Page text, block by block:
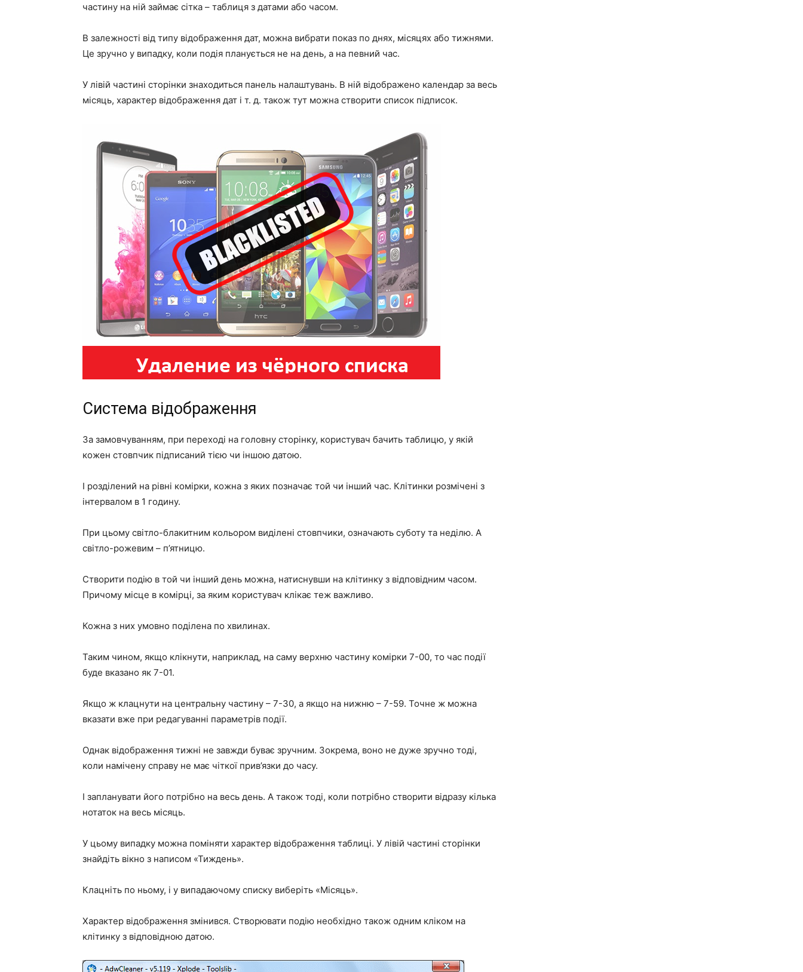
частину на ній займає сітка – таблиця з датами або часом.
В залежності від типу відображення дат, можна вибрати показ по днях, місяцях або тижнями.
Це зручно у випадку, коли подія планується не на день, а на певний час.
У лівій частині сторінки знаходиться панель налаштувань. В ній відображено календар за весь
місяць, характер відображення дат і т. д. також тут можна створити список підписок.
Система відображення
За замовчуванням, при переході на головну сторінку, користувач бачить таблицю, у якій
кожен стовпчик підписаний тією чи іншою датою.
І розділений на рівні комірки, кожна з яких позначає той чи інший час. Клітинки розмічені з
інтервалом в 1 годину.
При цьому світло-блакитним кольором виділені стовпчики, означають суботу та неділю. А
світло-рожевим – п’ятницю.
Створити подію в той чи інший день можна, натиснувши на клітинку з відповідним часом.
Причому місце в комірці, за яким користувач клікає теж важливо.
Кожна з них умовно поділена по хвилинах.
Таким чином, якщо клікнути, наприклад, на саму верхню частину комірки 7-00, то час події
буде вказано як 7-01.
Якщо ж клацнути на центральну частину – 7-30, а якщо на нижню – 7-59. Точне ж можна
вказати вже при редагуванні параметрів події.
Однак відображення тижні не завжди буває зручним. Зокрема, воно не дуже зручно тоді,
коли намічену справу не має чіткої прив’язки до часу.
І запланувати його потрібно на весь день. А також тоді, коли потрібно створити відразу кілька
нотаток на весь місяць.
У цьому випадку можна поміняти характер відображення таблиці. У лівій частині сторінки
знайдіть вікно з написом «Тиждень».
Клацніть по ньому, і у випадаючому списку виберіть «Місяць».
Характер відображення змінився. Створювати подію необхідно також одним кліком на
клітинку з відповідною датою.